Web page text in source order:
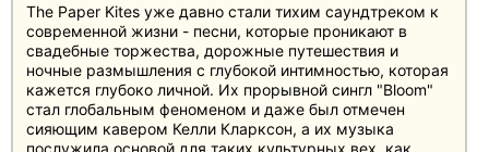
The Paper Kites уже давно стали тихим саундтреком к
современной жизни - песни, которые проникают в
свадебные торжества, дорожные путешествия и
ночные размышления с глубокой интимностью, которая
кажется глубоко личной. Их прорывной сингл "Bloom"
стал глобальным феноменом и даже был отмечен
сияющим кавером Келли Кларксон, а их музыка
послужила основой для таких культурных вех, как